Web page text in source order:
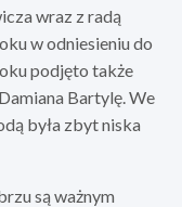
wraz z radą
w odniesieniu do
podjęto także
Bartylę. We
była zbyt niska
są ważnym